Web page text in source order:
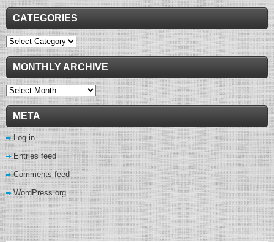
CATEGORIES
Categories
MONTHLY ARCHIVE
Monthly
Archive
META
Log in
Entries feed
Comments feed
WordPress.org